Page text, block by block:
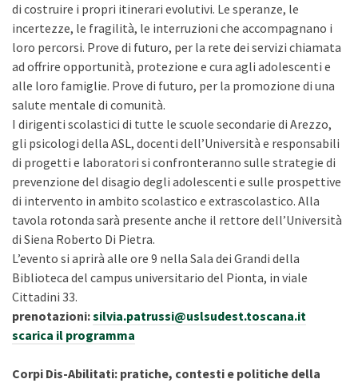
di costruire i propri itinerari evolutivi. Le speranze, le
incertezze, le fragilità, le interruzioni che accompagnano i
loro percorsi. Prove di futuro, per la rete dei servizi chiamata
ad offrire opportunità, protezione e cura agli adolescenti e
alle loro famiglie. Prove di futuro, per la promozione di una
salute mentale di comunità.
I dirigenti scolastici di tutte le scuole secondarie di Arezzo,
gli psicologi della ASL, docenti dell’Università e responsabili
di progetti e laboratori si confronteranno sulle strategie di
prevenzione del disagio degli adolescenti e sulle prospettive
di intervento in ambito scolastico e extrascolastico. Alla
tavola rotonda sarà presente anche il rettore dell’Università
di Siena Roberto Di Pietra.
L’evento si aprirà alle ore 9 nella Sala dei Grandi della
Biblioteca del campus universitario del Pionta, in viale
Cittadini 33.
prenotazioni:silvia.patrussi@uslsudest.toscana.it
scarica il programma
Corpi Dis-Abilitati: pratiche, contesti e politiche della